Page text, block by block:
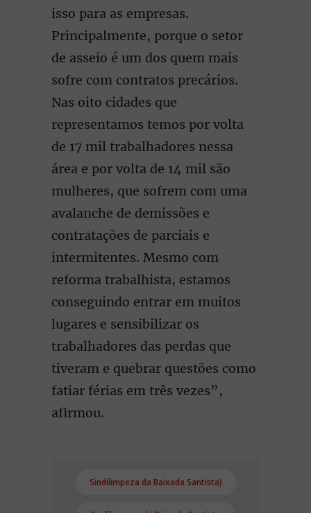
isso para as empresas.
Principalmente, porque o setor
de asseio é um dos quem mais
sofre com contratos precários.
Nas oito cidades que
representamos temos por volta
de 17 mil trabalhadores nessa
área e por volta de 14 mil são
mulheres, que sofrem com uma
avalanche de demissões e
contratações de parciais e
intermitentes. Mesmo com
reforma trabalhista, estamos
conseguindo entrar em muitos
lugares e sensibilizar os
trabalhadores das perdas que
tiveram e quebrar questões como
fatiar férias em três vezes”,
afirmou.
Sindilimpeza da Baixada Santista)